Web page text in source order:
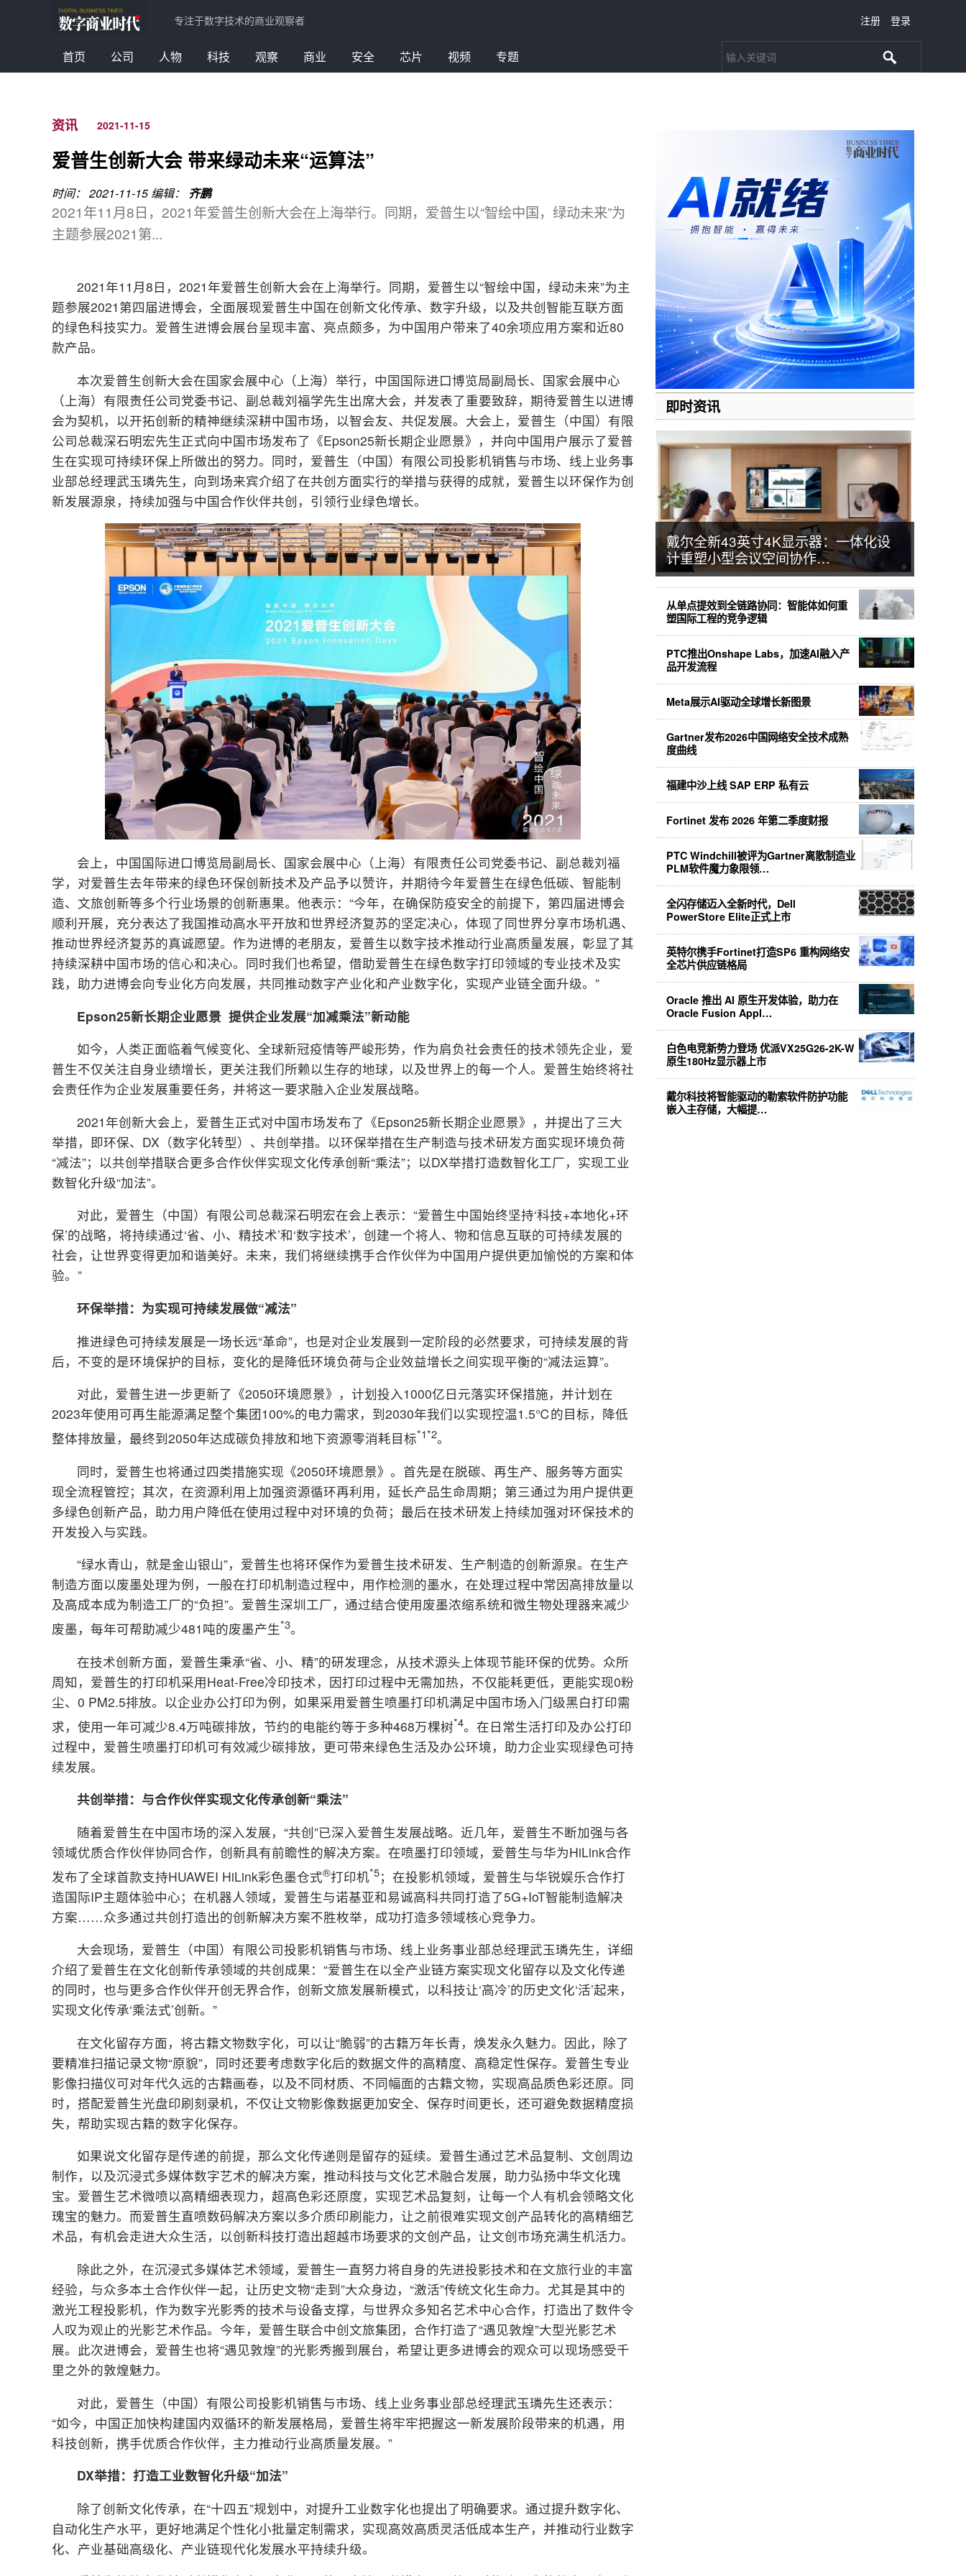
专注于数字技术的商业观察者 注册 登录
首页 公司 人物 科技 观察 商业 安全 芯片 视频 专题
资讯 2021-11-15
爱普生创新大会 带来绿动未来“运算法”
时间： 2021-11-15编辑： 齐鹏
2021年11月8日，2021年爱普生创新大会在上海举行。同期，爱普生以“智绘中国，绿动未来”为
主题参展2021第...
2021年11月8日，2021年爱普生创新大会在上海举行。同期，爱普生以“智绘中国，绿动未来”为主
题参展2021第四届进博会，全面展现爱普生中国在创新文化传承、数字升级，以及共创智能互联方面
的绿色科技实力。爱普生进博会展台呈现丰富、亮点颇多，为中国用户带来了40余项应用方案和近80
款产品。
本次爱普生创新大会在国家会展中心（上海）举行，中国国际进口博览局副局长、国家会展中心
（上海）有限责任公司党委书记、副总裁刘福学先生出席大会，并发表了重要致辞，期待爱普生以进博
会为契机，以开拓创新的精神继续深耕中国市场，以智会友、共促发展。大会上，爱普生（中国）有限
公司总裁深石明宏先生正式向中国市场发布了《Epson25新长期企业愿景》，并向中国用户展示了爱普
生在实现可持续环保上所做出的努力。同时，爱普生（中国）有限公司投影机销售与市场、线上业务事
业部总经理武玉璘先生，向到场来宾介绍了在共创方面实行的举措与获得的成就，爱普生以环保作为创
新发展源泉，持续加强与中国合作伙伴共创，引领行业绿色增长。
会上，中国国际进口博览局副局长、国家会展中心（上海）有限责任公司党委书记、副总裁刘福
学，对爱普生去年带来的绿色环保创新技术及产品予以赞许，并期待今年爱普生在绿色低碳、智能制
造、文旅创新等多个行业场景的创新惠果。他表示：“今年，在确保防疫安全的前提下，第四届进博会
顺利开展，充分表达了我国推动高水平开放和世界经济复苏的坚定决心，体现了同世界分享市场机遇、
推动世界经济复苏的真诚愿望。作为进博的老朋友，爱普生以数字技术推动行业高质量发展，彰显了其
持续深耕中国市场的信心和决心。同时我们也希望，借助爱普生在绿色数字打印领域的专业技术及实
践，助力进博会向专业化方向发展，共同推动数字产业化和产业数字化，实现产业链全面升级。”
Epson25新长期企业愿景 提供企业发展“加减乘法”新动能
如今，人类正面临着气候变化、全球新冠疫情等严峻形势，作为肩负社会责任的技术领先企业，爱
普生不仅关注自身业绩增长，更关注我们所赖以生存的地球，以及世界上的每一个人。爱普生始终将社
会责任作为企业发展重要任务，并将这一要求融入企业发展战略。
2021年创新大会上，爱普生正式对中国市场发布了《Epson25新长期企业愿景》，并提出了三大
举措，即环保、DX（数字化转型）、共创举措。以环保举措在生产制造与技术研发方面实现环境负荷
“减法”；以共创举措联合更多合作伙伴实现文化传承创新“乘法”；以DX举措打造数智化工厂，实现工业
数智化升级“加法”。
对此，爱普生（中国）有限公司总裁深石明宏在会上表示：“爱普生中国始终坚持‘科技+本地化+环
保’的战略，将持续通过‘省、小、精技术’和‘数字技术’，创建一个将人、物和信息互联的可持续发展的
社会，让世界变得更加和谐美好。未来，我们将继续携手合作伙伴为中国用户提供更加愉悦的方案和体
验。”
环保举措： 为实现可持续发展做“减法”
推进绿色可持续发展是一场长远“革命”，也是对企业发展到一定阶段的必然要求，可持续发展的背
后，不变的是环境保护的目标，变化的是降低环境负荷与企业效益增长之间实现平衡的“减法运算”。
对此，爱普生进一步更新了《2050环境愿景》，计划投入1000亿日元落实环保措施，并计划在
2023年使用可再生能源满足整个集团100%的电力需求，到2030年我们以实现控温1.5℃的目标，降低
整体排放量，最终到2050年达成碳负排放和地下资源零消耗目标*1*2。
同时，爱普生也将通过四类措施实现《2050环境愿景》。首先是在脱碳、再生产、服务等方面实
现全流程管控；其次，在资源利用上加强资源循环再利用，延长产品生命周期；第三通过为用户提供更
多绿色创新产品，助力用户降低在使用过程中对环境的负荷；最后在技术研发上持续加强对环保技术的
开发投入与实践。
“绿水青山，就是金山银山”，爱普生也将环保作为爱普生技术研发、生产制造的创新源泉。在生产
制造方面以废墨处理为例，一般在打印机制造过程中，用作检测的墨水，在处理过程中常因高排放量以
及高成本成为制造工厂的“负担”。爱普生深圳工厂，通过结合使用废墨浓缩系统和微生物处理器来减少
废墨，每年可帮助减少481吨的废墨产生*3。
在技术创新方面，爱普生秉承“省、小、精”的研发理念，从技术源头上体现节能环保的优势。众所
周知，爱普生的打印机采用Heat-Free冷印技术，因打印过程中无需加热，不仅能耗更低，更能实现0粉
尘、0 PM2.5排放。以企业办公打印为例，如果采用爱普生喷墨打印机满足中国市场入门级黑白打印需
求，使用一年可减少8.4万吨碳排放，节约的电能约等于多种468万棵树*4。在日常生活打印及办公打印
过程中，爱普生喷墨打印机可有效减少碳排放，更可带来绿色生活及办公环境，助力企业实现绿色可持
续发展。
共创举措：与合作伙伴实现文化传承创新“乘法”
随着爱普生在中国市场的深入发展，“共创”已深入爱普生发展战略。近几年，爱普生不断加强与各
领域优质合作伙伴协同合作，创新具有前瞻性的解决方案。在喷墨打印领域，爱普生与华为HiLink合作
发布了全球首款支持HUAWEI HiLink彩色墨仓式®打印机*5；在投影机领域，爱普生与华锐娱乐合作打
造国际IP主题体验中心；在机器人领域，爱普生与诺基亚和易诚高科共同打造了5G+IoT智能制造解决
方案……众多通过共创打造出的创新解决方案不胜枚举，成功打造多领域核心竞争力。
大会现场，爱普生（中国）有限公司投影机销售与市场、线上业务事业部总经理武玉璘先生，详细
介绍了爱普生在文化创新传承领域的共创成果：“爱普生在以全产业链方案实现文化留存以及文化传递
的同时，也与更多合作伙伴开创无界合作，创新文旅发展新模式，以科技让‘高冷’的历史文化‘活’起来，
实现文化传承‘乘法式’创新。”
在文化留存方面，将古籍文物数字化，可以让“脆弱”的古籍万年长青，焕发永久魅力。因此，除了
要精准扫描记录文物“原貌”，同时还要考虑数字化后的数据文件的高精度、高稳定性保存。爱普生专业
影像扫描仪可对年代久远的古籍画卷，以及不同材质、不同幅面的古籍文物，实现高品质色彩还原。同
时，搭配爱普生光盘印刷刻录机，不仅让文物影像数据更加安全、保存时间更长，还可避免数据精度损
失，帮助实现古籍的数字化保存。
如果说文化留存是传递的前提，那么文化传递则是留存的延续。爱普生通过艺术品复制、文创周边
制作，以及沉浸式多媒体数字艺术的解决方案，推动科技与文化艺术融合发展，助力弘扬中华文化瑰
宝。爱普生艺术微喷以高精细表现力，超高色彩还原度，实现艺术品复刻，让每一个人有机会领略文化
瑰宝的魅力。而爱普生直喷数码解决方案以多介质印刷能力，让之前很难实现文创产品转化的高精细艺
术品，有机会走进大众生活，以创新科技打造出超越市场要求的文创产品，让文创市场充满生机活力。
除此之外，在沉浸式多媒体艺术领域，爱普生一直努力将自身的先进投影技术和在文旅行业的丰富
经验，与众多本土合作伙伴一起，让历史文物“走到”大众身边，“激活”传统文化生命力。尤其是其中的
激光工程投影机，作为数字光影秀的技术与设备支撑，与世界众多知名艺术中心合作，打造出了数件令
人叹为观止的光影艺术作品。今年，爱普生联合中创文旅集团，合作打造了“遇见敦煌”大型光影艺术
展。此次进博会，爱普生也将“遇见敦煌”的光影秀搬到展台，希望让更多进博会的观众可以现场感受千
里之外的敦煌魅力。
对此，爱普生（中国）有限公司投影机销售与市场、线上业务事业部总经理武玉璘先生还表示：
“如今，中国正加快构建国内双循环的新发展格局，爱普生将牢牢把握这一新发展阶段带来的机遇，用
科技创新，携手优质合作伙伴，主力推动行业高质量发展。”
DX举措：打造工业数智化升级“加法”
除了创新文化传承，在“十四五”规划中，对提升工业数字化也提出了明确要求。通过提升数字化、
自动化生产水平，更好地满足个性化小批量定制需求，实现高效高质灵活低成本生产，并推动行业数字
化、产业基础高级化、产业链现代化发展水平持续升级。
即时资讯
戴尔全新43英寸4K显示器：一体化设
计重塑小型会议空间协作…
从单点提效到全链路协同：智能体如何重
塑国际工程的竞争逻辑
PTC推出Onshape Labs，加速AI融入产
品开发流程
Meta展示AI驱动全球增长新图景
Gartner发布2026中国网络安全技术成熟
度曲线
福建中沙上线 SAP ERP 私有云
Fortinet 发布 2026 年第二季度财报
PTC Windchill被评为Gartner离散制造业
PLM软件魔力象限领…
全闪存储迈入全新时代，Dell
PowerStore Elite正式上市
英特尔携手Fortinet打造SP6 重构网络安
全芯片供应链格局
Oracle 推出 AI 原生开发体验，助力在
Oracle Fusion Appl…
白色电竞新势力登场 优派VX25G26-2K-W
原生180Hz显示器上市
戴尔科技将智能驱动的勒索软件防护功能
嵌入主存储，大幅提…